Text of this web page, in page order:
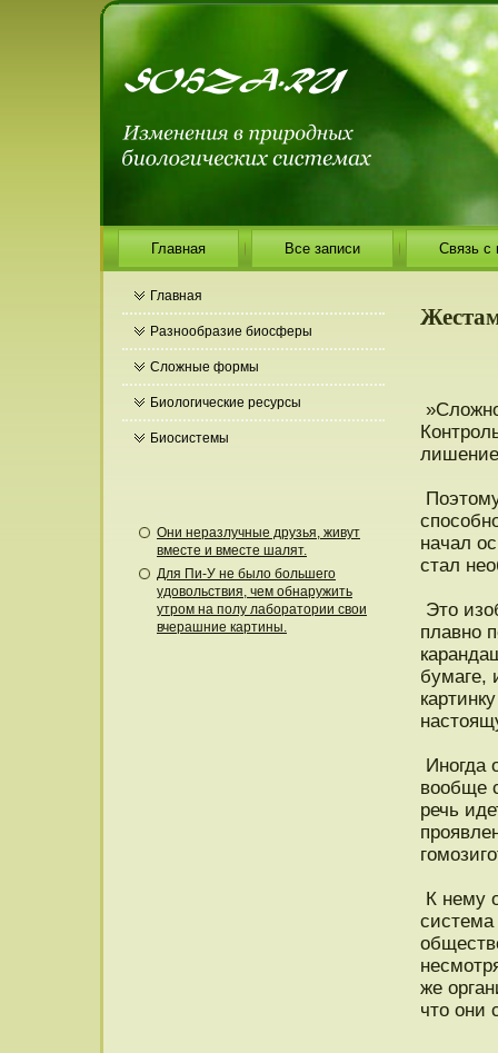
Главная Все записи Связь с
Главная
Разнообразие биосферы
Сложные формы
Биологические ресурсы
Биосистемы
Они неразлучные друзья, живут
вместе и вместе шалят.
Для Пи-У не было большего
удовольствия, чем обнаружить
утром на полу лаборатории свои
вчерашние картины.
начал
стал
Это
плавно
бумаге,
Иногда
вообще
речь
К нему
же
что они